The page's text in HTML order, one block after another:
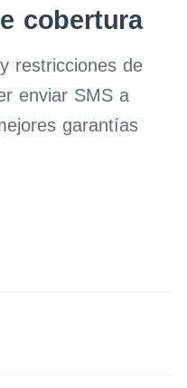
cobertura
restricciones de
enviar SMS a
garantías